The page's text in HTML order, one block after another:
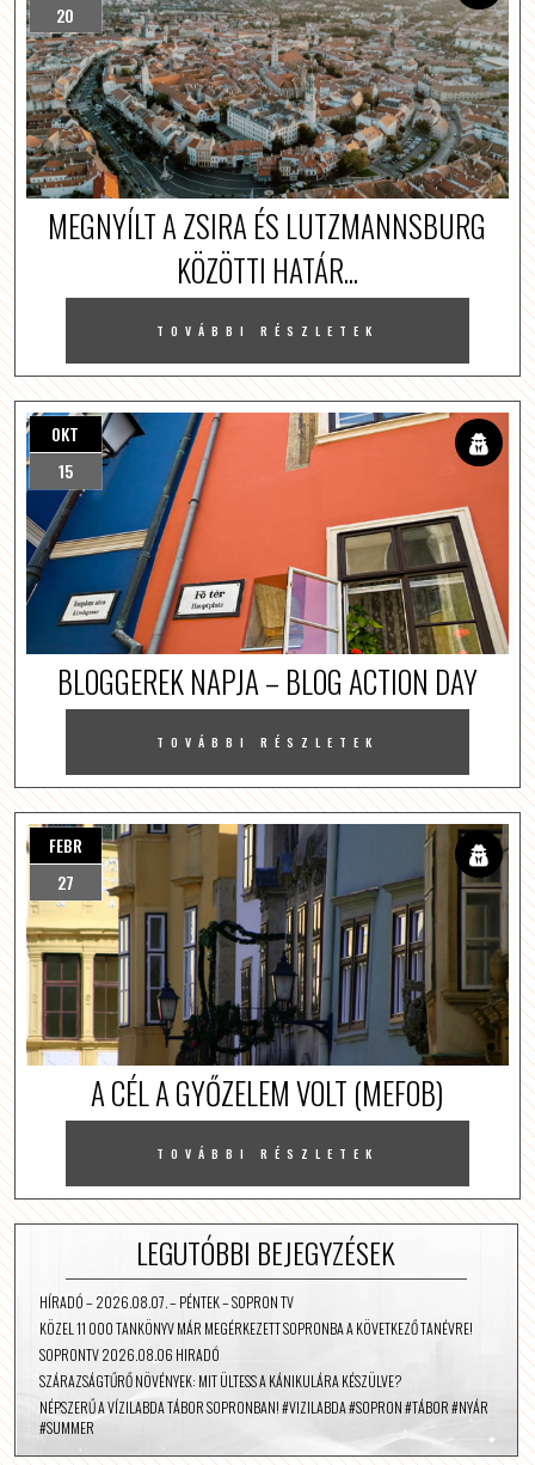
20
MEGNYÍLT A ZSIRA ÉS LUTZMANNSBURG
KÖZÖTTI HATÁR...
TOVÁBBI RÉSZLETEK
OKT
15
BLOGGEREK NAPJA – BLOG ACTION DAY
TOVÁBBI RÉSZLETEK
FEBR
27
A CÉL A GYŐZELEM VOLT (MEFOB)
TOVÁBBI RÉSZLETEK
LEGUTÓBBI BEJEGYZÉSEK
HÍRADÓ – 2026.08.07. – PÉNTEK – SOPRON TV
KÖZEL 11 000 TANKÖNYV MÁR MEGÉRKEZETT SOPRONBA A KÖVETKEZŐ TANÉVRE!
SOPRONTV 2026.08.06 HIRADÓ
SZÁRAZSÁGTŰRŐ NÖVÉNYEK: MIT ÜLTESS A KÁNIKULÁRA KÉSZÜLVE?
NÉPSZERŰ A VÍZILABDA TÁBOR SOPRONBAN! #VIZILABDA #SOPRON #TÁBOR #NYÁR
#SUMMER